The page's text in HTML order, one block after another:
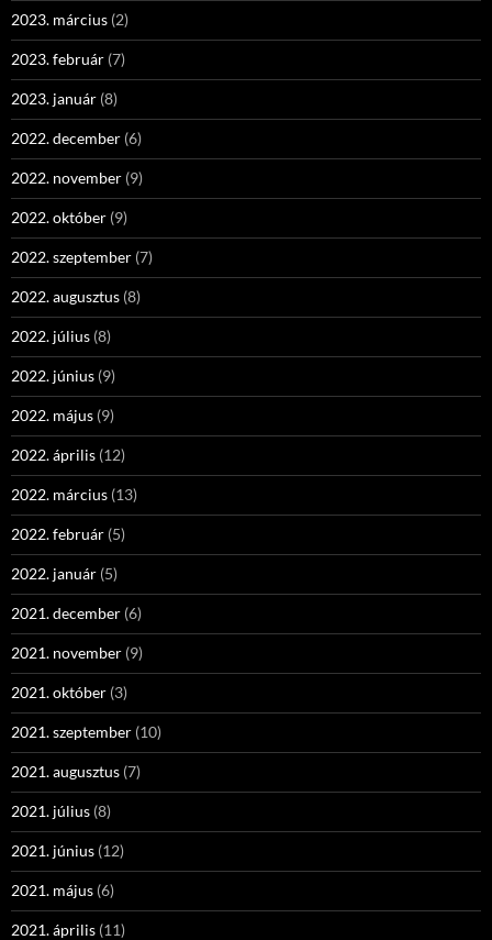
2023. március (2)
2023. február (7)
2023. január (8)
2022. december (6)
2022. november (9)
2022. október (9)
2022. szeptember (7)
2022. augusztus (8)
2022. július (8)
2022. június (9)
2022. május (9)
2022. április (12)
2022. március (13)
2022. február (5)
2022. január (5)
2021. december (6)
2021. november (9)
2021. október (3)
2021. szeptember (10)
2021. augusztus (7)
2021. július (8)
2021. június (12)
2021. május (6)
2021. április (11)